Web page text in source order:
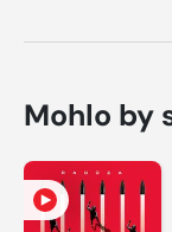
Mohlo by